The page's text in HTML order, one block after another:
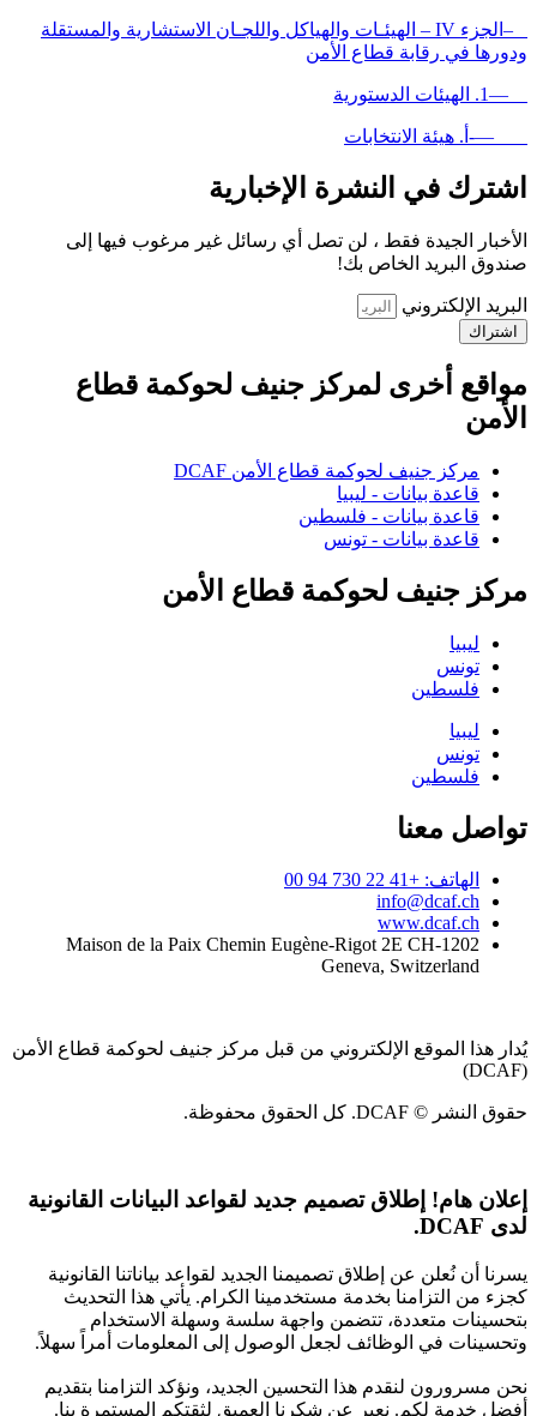
–الجزء IV – الهيئـات والهياكل واللجـان الاستشارية والمستقلة
ودورها في رقابة قطاع الأمن
—1. الهيئات الدستورية
—-أ. هيئة الانتخابات
اشترك في النشرة الإخبارية
الأخبار الجيدة فقط ، لن تصل أي رسائل غير مرغوب فيها إلى
صندوق البريد الخاص بك!
البريد الإلكتروني
اشتراك
مواقع أخرى لمركز جنيف لحوكمة قطاع
الأمن
مركز جنيف لحوكمة قطاع الأمن DCAF
قاعدة بيانات - ليبيا
قاعدة بيانات - فلسطين
قاعدة بيانات - تونس
مركز جنيف لحوكمة قطاع الأمن
ليبيا
تونس
فلسطين
ليبيا
تونس
فلسطين
تواصل معنا
الهاتف: +41 22 730 94 00
info@dcaf.ch
www.dcaf.ch
Maison de la Paix Chemin Eugène-Rigot 2E CH-1202
Geneva, Switzerland
يُدار هذا الموقع الإلكتروني من قبل مركز جنيف لحوكمة قطاع الأمن
(DCAF)
حقوق النشر © DCAF. كل الحقوق محفوظة.
إعلان هام! إطلاق تصميم جديد لقواعد البيانات القانونية
لدى DCAF.
يسرنا أن نُعلن عن إطلاق تصميمنا الجديد لقواعد بياناتنا القانونية
كجزء من التزامنا بخدمة مستخدمينا الكرام. يأتي هذا التحديث
بتحسينات متعددة، تتضمن واجهة سلسة وسهلة الاستخدام
وتحسينات في الوظائف لجعل الوصول إلى المعلومات أمراً سهلاً.
نحن مسرورون لنقدم هذا التحسين الجديد، ونؤكد التزامنا بتقديم
أفضل خدمة لكم. نعبر عن شكرنا العميق لثقتكم المستمرة بنا.